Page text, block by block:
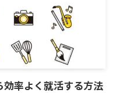
率よく就活する方法